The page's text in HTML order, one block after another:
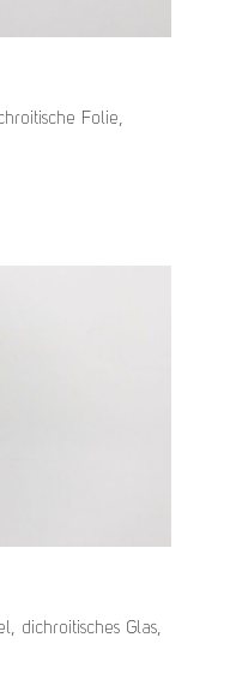
Folie,
dichroitisches Glas,